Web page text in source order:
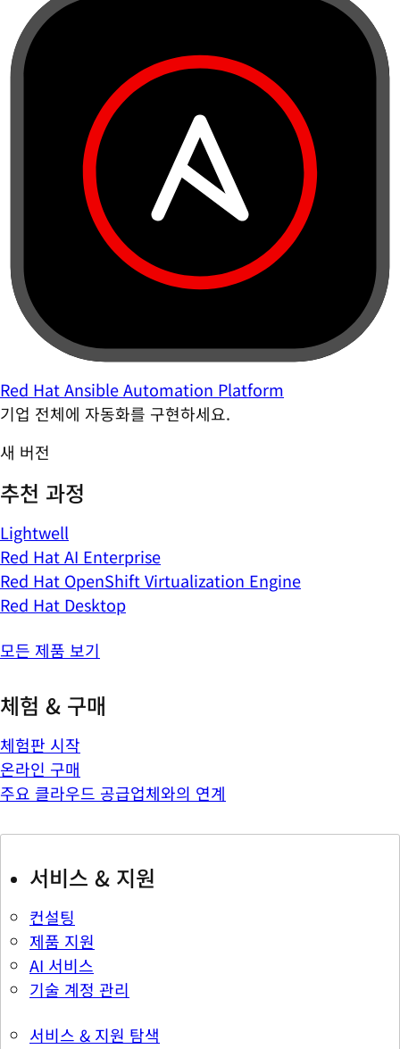
Red Hat Ansible Automation Platform
기업 전체에 자동화를 구현하세요.
새 버전
추천 과정
Lightwell
Red Hat AI Enterprise
Red Hat OpenShift Virtualization Engine
Red Hat Desktop
모든 제품 보기
체험 & 구매
체험판 시작
온라인 구매
주요 클라우드 공급업체와의 연계
서비스 & 지원
컨설팅
제품 지원
AI 서비스
기술 계정 관리
서비스 & 지원 탐색